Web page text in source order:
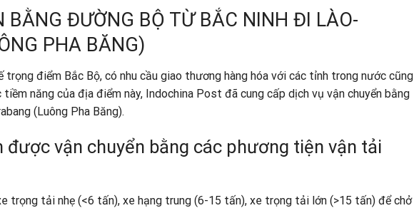
BẰNG ĐƯỜNG BỘ TỪ BẮC NINH ĐI LÀO-
PHA BĂNG)
trọng điểm Bắc Bộ, có nhu cầu giao thương hàng hóa với các tỉnh trong nước cũng
năng của địa điểm này, Indochina Post đã cung cấp dịch vụ vận chuyển bằng
(Luông Pha Băng).
được vận chuyển bằng các phương tiện vận tải
trọng tải nhẹ (<6 tấn), xe hạng trung (6-15 tấn), xe trọng tải lớn (>15 tấn) để chở